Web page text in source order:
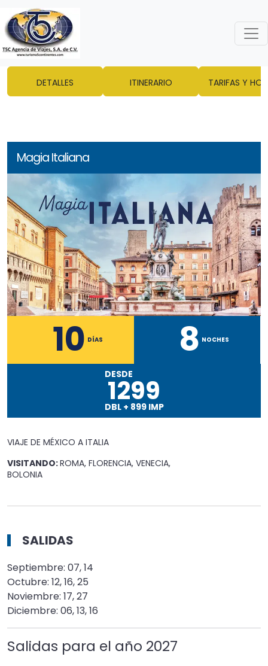
DETALLES ITINERARIO TARIFAS Y
Magia Italiana
10 DÍAS 8 NOCHES
DESDE
1299
DBL+ 899IMP
VIAJE DE MÉXICO A ITALIA
VISITANDO:ROMA, FLORENCIA, VENECIA,
BOLONIA
SALIDAS
Septiembre: 07, 14
Octubre: 12, 16, 25
Noviembre: 17, 27
Diciembre: 06, 13, 16
Salidas para el año 2027